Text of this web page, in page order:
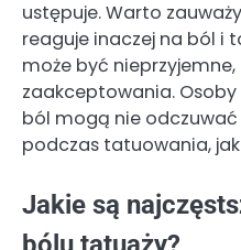
ustępuje. Warto
reaguje inaczej na ból i
może być
zaakceptowania.
ból mogą nie
podczas tatuowania,
Jakie są